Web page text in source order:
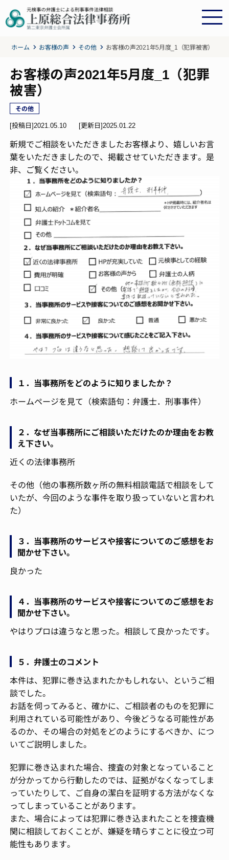
ホーム お客様の声 その他 お客様の声2021年5月度_1（犯罪被害）
お客様の声2021年5月度_1（犯罪
被害）
その他
[投稿日]2021.05.10 [更新日]2025.01.22
新規でご相談をいただきましたお客様より、嬉しいお言
葉をいただきましたので、掲載させていただきます。是
非、ご覧ください。
１．当事務所をどのように知りましたか？
ホームページを見て（検索語句：弁護士．刑事事件）
２．なぜ当事務所にご相談いただけたのか理由をお教
え下さい。
近くの法律事務所
その他（他の事務所数ヶ所の無料相談電話で相談をして
いたが、今回のような事件を取り扱っていないと言われ
た）
３．当事務所のサービスや接客についてのご感想をお
聞かせ下さい。
良かった
４．当事務所のサービスや接客についてのご感想をお
聞かせ下さい。
やはりプロは違うなと思った。相談して良かったです。
５．弁護士のコメント
本件は、犯罪に巻き込まれたかもしれない、というご相
談でした。
お話を伺ってみると、確かに、ご相談者のものを犯罪に
利用されている可能性があり、今後どうなる可能性があ
るのか、その場合の対処をどのようにするべきか、につ
いてご説明しました。
犯罪に巻き込まれた場合、捜査の対象となっていること
が分かってから行動したのでは、証拠がなくなってしま
っていたりして、ご自身の潔白を証明する方法がなくな
ってしまっていることがあります。
また、場合によっては犯罪に巻き込まれたことを捜査機
関に相談しておくことが、嫌疑を晴らすことに役立つ可
能性もあります。